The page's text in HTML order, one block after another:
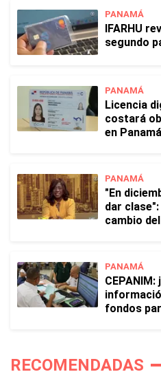
PANAMÁ
IFARHU
segundo
PANAMÁ
Licencia
costará
en
PANAMÁ
"En
dar
cambio
PANAMÁ
fondos
RECOMENDADAS